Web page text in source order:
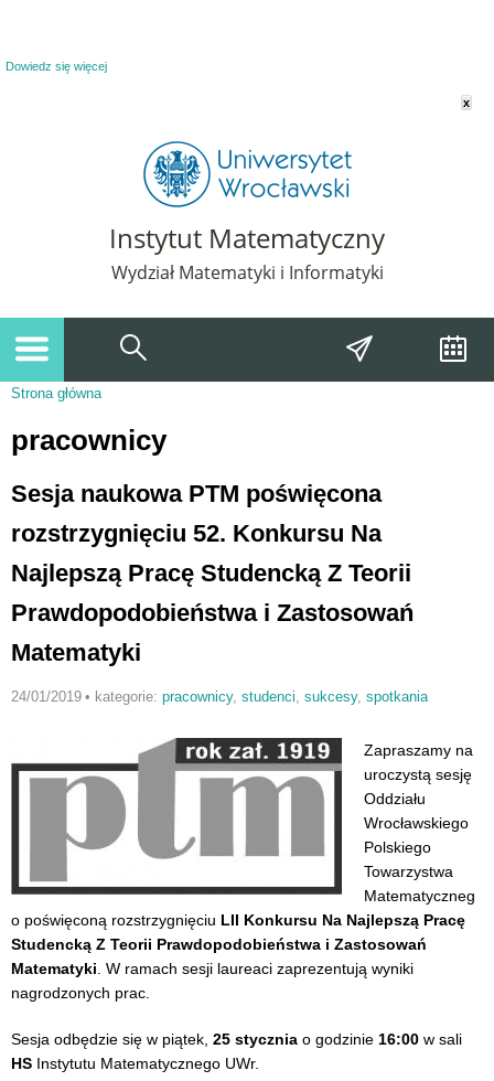
Dowiedz się więcej
x
Instytut Matematyczny
Wydział Matematyki i Informatyki
Strona główna
pracownicy
Sesja naukowa PTM poświęcona
rozstrzygnięciu 52. Konkursu Na
Najlepszą Pracę Studencką Z Teorii
Prawdopodobieństwa i Zastosowań
Matematyki
24/01/2019 • kategorie: pracownicy, studenci, sukcesy, spotkania
Zapraszamy na
uroczystą sesję
Oddziału
Wrocławskiego
Polskiego
Towarzystwa
Matematyczneg
o poświęconą rozstrzygnięciu LII Konkursu Na Najlepszą Pracę
Studencką Z Teorii Prawdopodobieństwa i Zastosowań
Matematyki . W ramach sesji laureaci zaprezentują wyniki
nagrodzonych prac.
Sesja odbędzie się w piątek, 25 stycznia o godzinie 16:00 w sali
HS Instytutu Matematycznego UWr.